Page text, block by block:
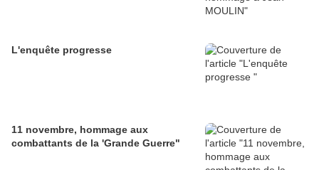
L'enquête progresse
11 novembre, hommage aux
combattants de la 'Grande Guerre"